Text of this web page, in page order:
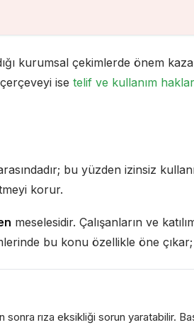
kurumsal çekimlerde önem
ise telif ve kullanım
bu yüzden izinsiz
korur.
meselesidir. Çalışanların ve
bu konu özellikle öne çıkar;
sonra rıza eksikliği sorun yaratabilir.